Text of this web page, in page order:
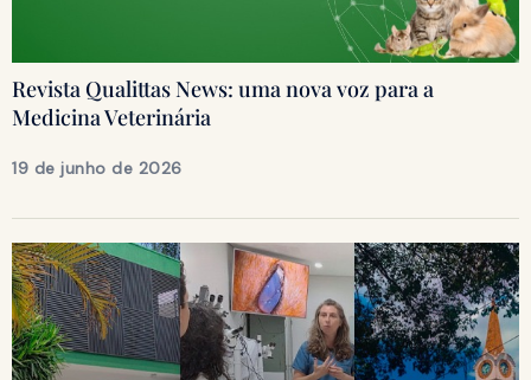
Revista Qualittas News: uma nova voz para a
Medicina Veterinária
19 de junho de 2026